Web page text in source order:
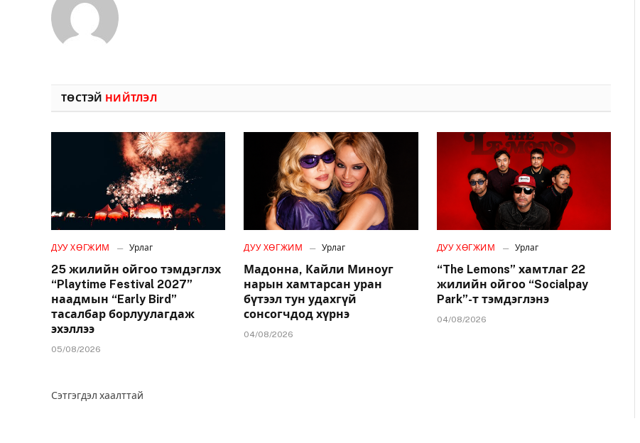
ТӨСТЭЙ НИЙТЛЭЛ
ДУУ ХӨГЖИМ Урлаг
25 жилийн ойгоо тэмдэглэх
“Playtime Festival 2027”
наадмын “Early Bird”
тасалбар борлуулагдаж
эхэллээ
05/08/2026
ДУУ ХӨГЖИМ Урлаг
Мадонна, Кайли Миноуг
нарын хамтарсан уран
бүтээл тун удахгүй
сонсогчдод хүрнэ
04/08/2026
ДУУ ХӨГЖИМ Урлаг
“The Lemons” хамтлаг 22
жилийн ойгоо “Socialpay
Park”-т тэмдэглэнэ
04/08/2026
Сэтгэгдэл хаалттай